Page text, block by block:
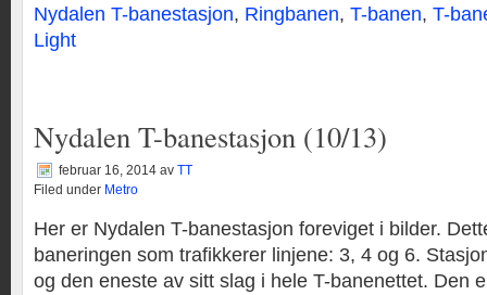
Nydalen T-banestasjon, Ringbanen, T-banen, T-
Light
Nydalen T-banestasjon (10/13)
februar 16, 2014 av TT
Filed under Metro
Her er Nydalen T-banestasjon foreviget i bilder.
baneringen som trafikkerer linjene: 3, 4 og 6.
og den eneste av sitt slag i hele T-banenettet. Den